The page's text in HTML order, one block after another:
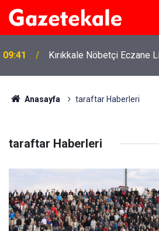
09:41 Kırıkkale Nöbetçi Eczane
Anasayfa taraftar Haberleri
taraftar Haberleri